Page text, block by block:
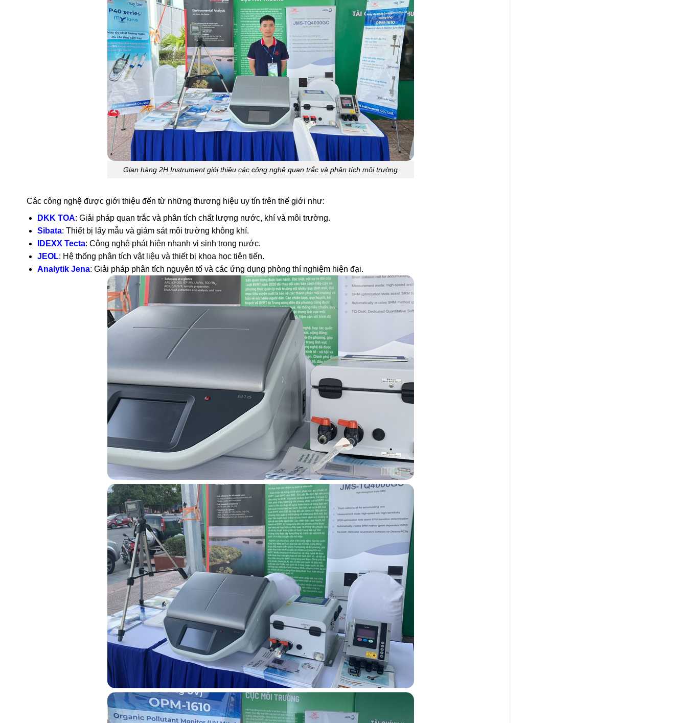
Gian hàng 2H Instrument giới thiệu các công nghệ quan trắc và phân tích môi trường
Các công nghệ được giới thiệu đến từ những thương hiệu uy tín trên thế giới như:
DKK TOA: Giải pháp quan trắc và phân tích chất lượng nước, khí và môi trường.
Sibata: Thiết bị lấy mẫu và giám sát môi trường không khí.
IDEXX Tecta: Công nghệ phát hiện nhanh vi sinh trong nước.
JEOL: Hệ thống phân tích vật liệu và thiết bị khoa học tiên tiến.
Analytik Jena: Giải pháp phân tích nguyên tố và các ứng dụng phòng thí nghiệm hiện đại.